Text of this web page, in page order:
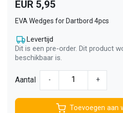
EUR 5,95
EVA Wedges for Dartbord 4pcs
Levertijd
Dit is een pre-order. Dit product
beschikbaar is.
Aantal - +
Toevoegen aan